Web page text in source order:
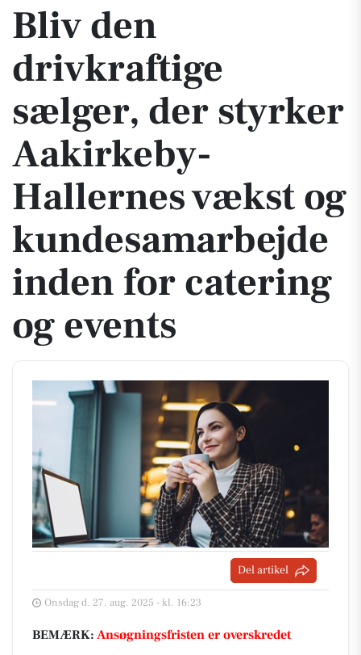
Bliv den
drivkraftige
sælger, der styrker
Aakirkeby-
Hallernes vækst og
kundesamarbejde
inden for catering
og events
Del artikel
Onsdag d. 27. aug. 2025 - kl. 16:23
BEMÆRK: Ansøgningsfristen er overskredet